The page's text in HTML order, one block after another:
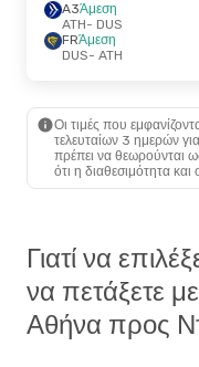
A3Άμεση
ATH- DUS
FRΆμεση
DUS- ATH
Οι τιμές που
τελευταίων 3 ημερών
πρέπει να θεωρούνται
ότι η διαθεσιμότητα και
Γιατί να
να πετάξετε
Αθήνα προς